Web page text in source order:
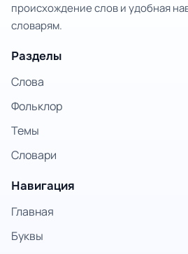
происхождение слов и удобная
словарям.
Разделы
Слова
Фольклор
Темы
Словари
Навигация
Главная
Буквы